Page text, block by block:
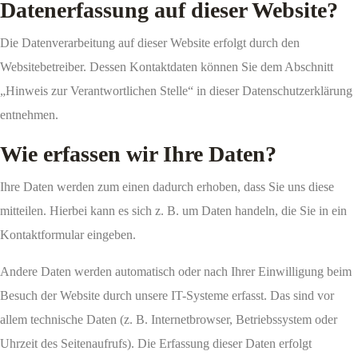
Datenerfassung auf dieser Website?
Die Datenverarbeitung auf dieser Website erfolgt durch den
Websitebetreiber. Dessen Kontaktdaten können Sie dem Abschnitt
„Hinweis zur Verantwortlichen Stelle“ in dieser Datenschutzerklärung
entnehmen.
Wie erfassen wir Ihre Daten?
Ihre Daten werden zum einen dadurch erhoben, dass Sie uns diese
mitteilen. Hierbei kann es sich z. B. um Daten handeln, die Sie in ein
Kontaktformular eingeben.
Andere Daten werden automatisch oder nach Ihrer Einwilligung beim
Besuch der Website durch unsere IT-Systeme erfasst. Das sind vor
allem technische Daten (z. B. Internetbrowser, Betriebssystem oder
Uhrzeit des Seitenaufrufs). Die Erfassung dieser Daten erfolgt